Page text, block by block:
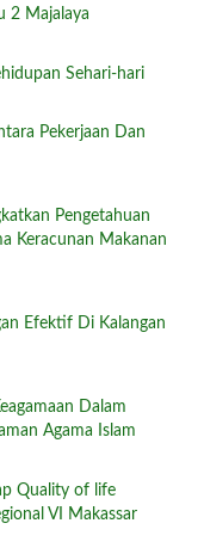
2 Majalaya
Sehari-hari
Pekerjaan Dan
Pengetahuan
Keracunan Makanan
Efektif Di Kalangan
Dalam
Agama Islam
Quality of life
VI Makassar